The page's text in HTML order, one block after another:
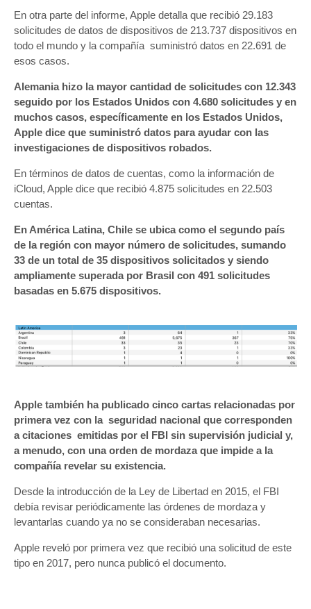
En otra parte del informe, Apple detalla que recibió 29.183
solicitudes de datos de dispositivos de 213.737 dispositivos en
todo el mundo y la compañía suministró datos en 22.691 de
esos casos.
Alemania hizo la mayor cantidad de solicitudes con 12.343
seguido por los Estados Unidos con 4.680 solicitudes y en
muchos casos, específicamente en los Estados Unidos,
Apple dice que suministró datos para ayudar con las
investigaciones de dispositivos robados.
En términos de datos de cuentas, como la información de
iCloud, Apple dice que recibió 4.875 solicitudes en 22.503
cuentas.
En América Latina, Chile se ubica como el segundo país
de la región con mayor número de solicitudes, sumando
33 de un total de 35 dispositivos solicitados y siendo
ampliamente superada por Brasil con 491 solicitudes
basadas en 5.675 dispositivos.
Apple también ha publicado cinco cartas relacionadas por
primera vez con la seguridad nacional que corresponden
a citaciones emitidas por el FBI sin supervisión judicial y,
a menudo, con una orden de mordaza que impide a la
compañía revelar su existencia.
Desde la introducción de la Ley de Libertad en 2015, el FBI
debía revisar periódicamente las órdenes de mordaza y
levantarlas cuando ya no se consideraban necesarias.
Apple reveló por primera vez que recibió una solicitud de este
tipo en 2017, pero nunca publicó el documento.